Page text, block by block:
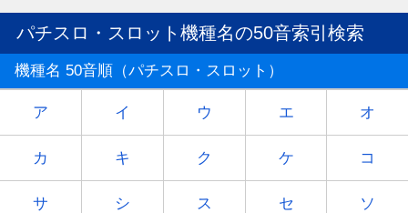
パチスロ・スロット機種名の50音索引検索
機種名 50音順（パチスロ・スロット）
ア イ ウ エ オ
カ キ ク ケ コ
サ シ ス セ ソ